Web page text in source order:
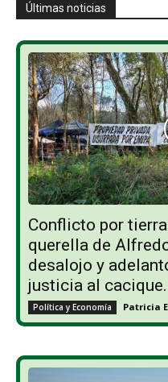
Últimas noticias
Conflicto por
querella de
desalojo y
justicia al
Política y Economía Patricia